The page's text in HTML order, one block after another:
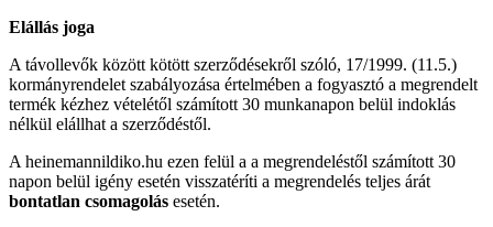
Elállás joga
A távollevők között kötött szerződésekről szóló, 17/1999. (11.5.)
kormányrendelet szabályozása értelmében a fogyasztó a megrendelt
termék kézhez vételétől számított 30 munkanapon belül indoklás
nélkül elállhat a szerződéstől.
A heinemannildiko.hu ezen felül a a megrendeléstől számított 30
napon belül igény esetén visszatéríti a megrendelés teljes árát
bontatlan csomagolás esetén.